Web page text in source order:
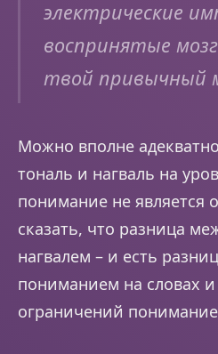
электрические
воспринятые
твой привычный
Можно вполне
тональ и нагваль на
понимание не является
сказать, что разница
нагвалем – и есть
пониманием на словах
ограничений